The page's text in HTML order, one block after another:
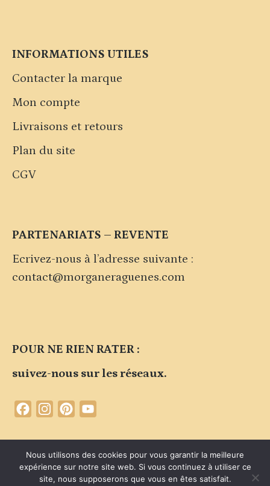
INFORMATIONS UTILES
Contacter la marque
Mon compte
Livraisons et retours
Plan du site
CGV
PARTENARIATS – REVENTE
Ecrivez-nous à l’adresse suivante :
contact@morganeraguenes.com
POUR NE RIEN RATER :
suivez-nous sur les réseaux.
FacebookInstagramPinterest
Mentions légales du site
Nous utilisons des cookies pour vous garantir la meilleure
expérience sur notre site web. Si vous continuez à utiliser ce
site, nous supposerons que vous en êtes satisfait.